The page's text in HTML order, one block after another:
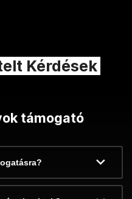
Kérdések
támogató